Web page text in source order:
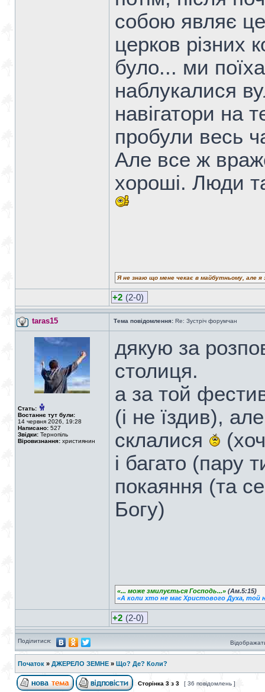
собою являє
церков різних
було... ми
наблукалися
навігатори на
пробули весь
Але все ж
хороші. Люди
Я не знаю що мене чекає в майбутньому, але
+2 (2-0)
taras15 Тема повідомлення: Re: Зустріч форумчан
Стать:
Востаннє тут були:
14 червня 2026, 19:28
Написано: 527
Звідки: Тернопіль
Віровизнання: християнин
дякую за
столиця.
а за той
(і не їздив),
склалися
і багато (пару
покаяння (та
Богу)
«... може змилується Господь...» (Ам.5:15)
«А коли хто не має Христового Духа, той
+2 (2-0)
Поділитися:
Початок » ДЖЕРЕЛО ЗЕМНЕ » Що? Де? Коли?
Сторінка 3 з 3 [ 36 повідомлень ]